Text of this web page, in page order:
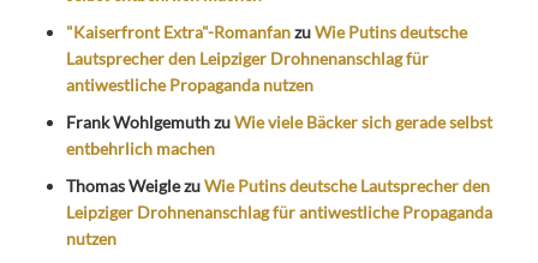
"Kaiserfront Extra"-RomanfanzuWie Putins deutsche
Lautsprecher den Leipziger Drohnenanschlag für
antiwestliche Propaganda nutzen
Frank WohlgemuthzuWie viele Bäcker sich gerade selbst
entbehrlich machen
Thomas WeiglezuWie Putins deutsche Lautsprecher den
Leipziger Drohnenanschlag für antiwestliche Propaganda
nutzen